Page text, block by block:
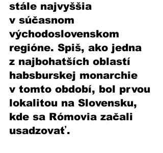
stále najvyššia
v súčasnom
východoslovenskom
regióne. Spiš, ako jedna
z najbohatších oblastí
habsburskej monarchie
v tomto období, bol prvou
lokalitou na Slovensku,
kde sa Rómovia začali
usadzovať.